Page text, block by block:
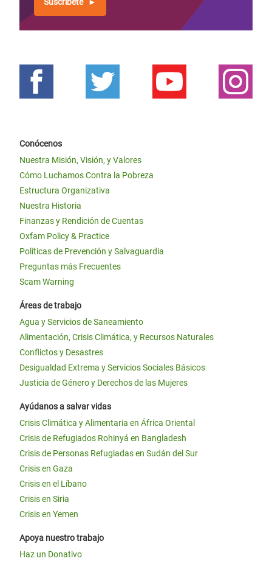
Conócenos
Nuestra Misión, Visión, y Valores
Cómo Luchamos Contra la Pobreza
Estructura Organizativa
Nuestra Historia
Finanzas y Rendición de Cuentas
Oxfam Policy & Practice
Políticas de Prevención y Salvaguardia
Preguntas más Frecuentes
Scam Warning
Áreas de trabajo
Agua y Servicios de Saneamiento
Alimentación, Crisis Climática, y Recursos Naturales
Conflictos y Desastres
Desigualdad Extrema y Servicios Sociales Básicos
Justicia de Género y Derechos de las Mujeres
Ayúdanos a salvar vidas
Crisis Climática y Alimentaria en África Oriental
Crisis de Refugiados Rohinyá en Bangladesh
Crisis de Personas Refugiadas en Sudán del Sur
Crisis en Gaza
Crisis en el Líbano
Crisis en Siria
Crisis en Yemen
Apoya nuestro trabajo
Haz un Donativo